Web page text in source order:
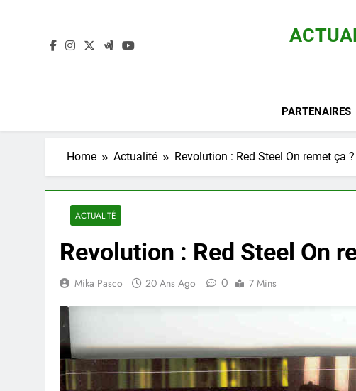
PARTENAIRES
Home Actualité Revolution : Red Steel On remet ça ?
ACTUALITÉ
Revolution : Red Steel On
Mika Pasco 20 Ans Ago 0 7 Mins